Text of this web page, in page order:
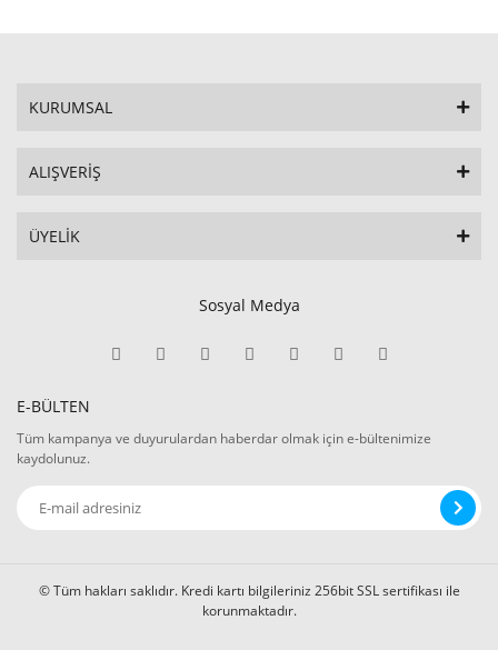
KURUMSAL
ALIŞVERİŞ
ÜYELİK
Sosyal Medya
E-BÜLTEN
Tüm kampanya ve duyurulardan haberdar olmak için e-bültenimize
kaydolunuz.
© Tüm hakları saklıdır. Kredi kartı bilgileriniz 256bit SSL sertifikası ile
korunmaktadır.